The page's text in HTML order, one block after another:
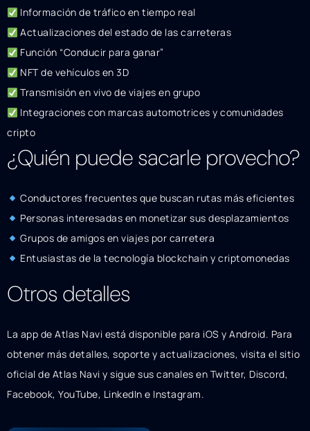
Información de tráfico en tiempo real
Actualizaciones del estado de las carreteras
Función “Conducir para ganar”
NFT de vehículos en 3D
Transmisión en vivo de viajes en grupo
Integraciones con marcas automotrices y comunidades
cripto
¿Quién puede sacarle provecho?
Conductores frecuentes que buscan rutas más eficientes
Personas interesadas en monetizar sus desplazamientos
Grupos de amigos en viajes por carretera
Entusiastas de la tecnología blockchain y criptomonedas
Otros detalles
La app de Atlas Navi está disponible para iOS y Android. Para
obtener más detalles, soporte y actualizaciones, visita el sitio
oficial de Atlas Navi y sigue sus canales en Twitter, Discord,
Facebook, YouTube, LinkedIn e Instagram.